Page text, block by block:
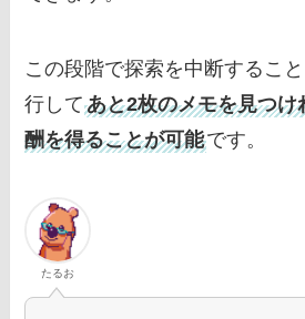
この段階で探索を中断するこ
行してあと2枚のメモを見つけ
酬を得ることが可能です。
たるお